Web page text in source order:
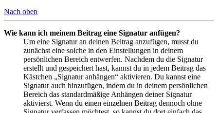
Nach oben
Wie kann ich meinem Beitrag eine Signatur anfügen?
Um eine Signatur an deinen Beitrag anzufügen, musst du
zunächst eine solche in den Einstellungen in deinem
persönlichen Bereich entwerfen. Nachdem du die Signatur
erstellt und gespeichert hast, kannst du in jedem Beitrag das
Kästchen „Signatur anhängen“ aktivieren. Du kannst eine
Signatur auch hinzufügen, indem du in deinem persönlichen
Bereich das standardmäßige Anhängen deiner Signatur
aktivierst. Wenn du einen einzelnen Beitrag dennoch ohne